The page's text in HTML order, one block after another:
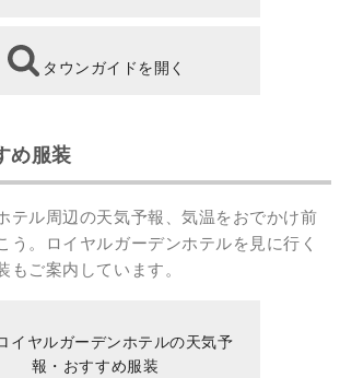
タウンガイドを開く
め服装
テル周辺の天気予報、気温をおでかけ前
う。ロイヤルガーデンホテルを見に行く
もご案内しています。
イヤルガーデンホテルの天気予
報・おすすめ服装